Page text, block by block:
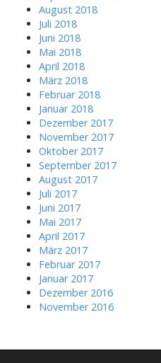
August 2018
Juli 2018
Juni 2018
Mai 2018
April 2018
März 2018
Februar 2018
Januar 2018
Dezember 2017
November 2017
Oktober 2017
September 2017
August 2017
Juli 2017
Juni 2017
Mai 2017
April 2017
März 2017
Februar 2017
Januar 2017
Dezember 2016
November 2016